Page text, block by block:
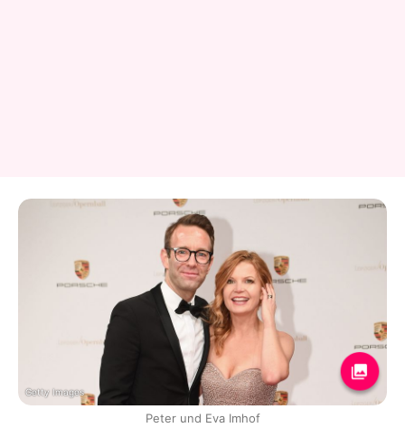
Getty Images
Peter und Eva Imhof